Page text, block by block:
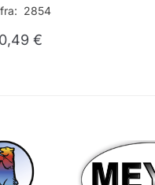
2854
0,49€